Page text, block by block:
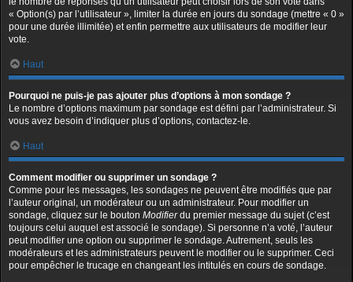
« Option(s) par l’utilisateur », limiter la durée en jours du sondage (mettre « 0 »
pour une durée illimitée) et enfin permettre aux utilisateurs de modifier leur
vote.
Haut
Pourquoi ne puis-je pas ajouter plus d’options à mon sondage ?
Le nombre d’options maximum par sondage est défini par l’administrateur. Si
vous avez besoin d’indiquer plus d’options, contactez-le.
Haut
Comment modifier ou supprimer un sondage ?
Comme pour les messages, les sondages ne peuvent être modifiés que par
l’auteur original, un modérateur ou un administrateur. Pour modifier un
sondage, cliquez sur le bouton Modifierdu premier message du sujet (c’est
toujours celui auquel est associé le sondage). Si personne n’a voté, l’auteur
peut modifier une option ou supprimer le sondage. Autrement, seuls les
modérateurs et les administrateurs peuvent le modifier ou le supprimer. Ceci
pour empêcher le trucage en changeant les intitulés en cours de sondage.